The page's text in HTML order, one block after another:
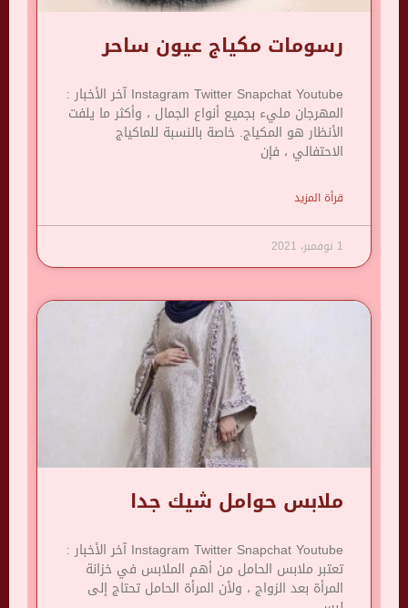
رسومات مكياج عيون ساحر
Instagram Twitter Snapchat Youtube آخر الأخبار :
المهرجان مليء بجميع أنواع الجمال ، وأكثر ما يلفت
الأنظار هو المكياج. خاصة بالنسبة للماكياج
الاحتفالي ، فإن
قرأة المزيد
1 نوفمبر، 2021
ملابس حوامل شيك جدا
Instagram Twitter Snapchat Youtube آخر الأخبار :
تعتبر ملابس الحامل من أهم الملابس في خزانة
المرأة بعد الزواج ، ولأن المرأة الحامل تحتاج إلى